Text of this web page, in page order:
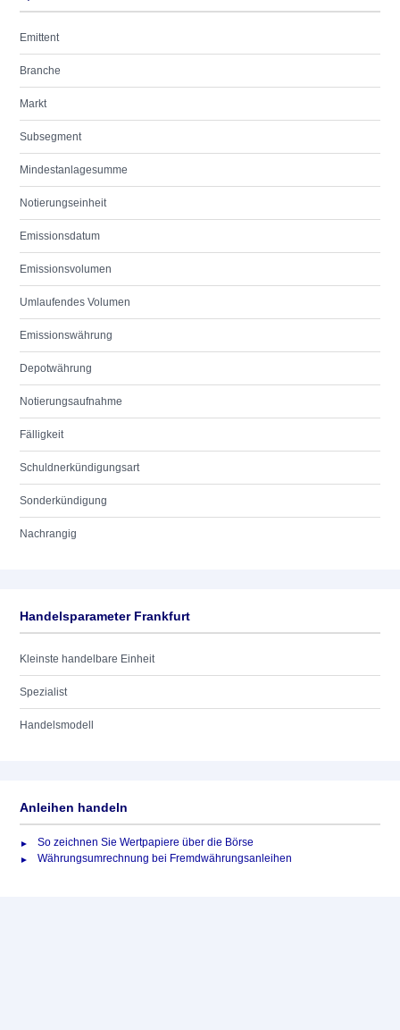
Emittent
Branche
Markt
Subsegment
Mindestanlagesumme
Notierungseinheit
Emissionsdatum
Emissionsvolumen
Umlaufendes Volumen
Emissionswährung
Depotwährung
Notierungsaufnahme
Fälligkeit
Schuldnerkündigungsart
Sonderkündigung
Nachrangig
Handelsparameter Frankfurt
Kleinste handelbare Einheit
Spezialist
Handelsmodell
Anleihen handeln
So zeichnen Sie Wertpapiere über die Börse
Währungsumrechnung bei Fremdwährungsanleihen